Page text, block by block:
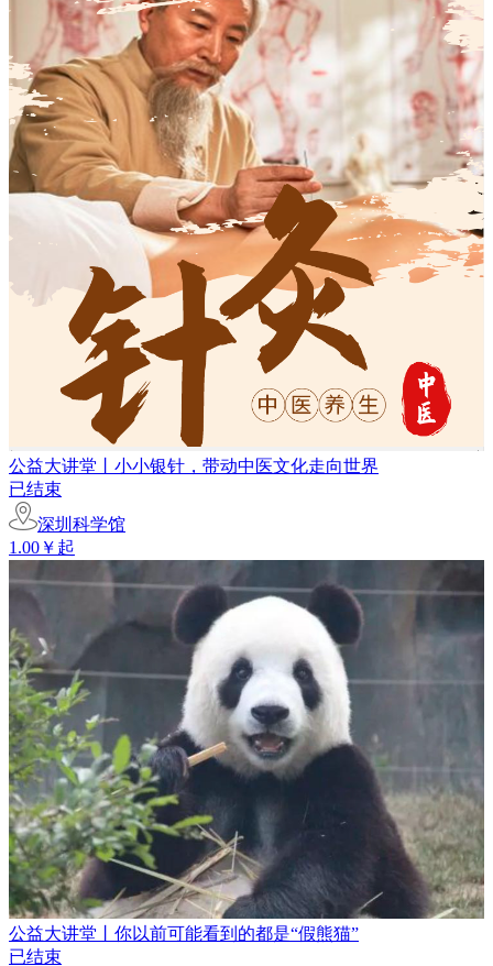
公益大讲堂丨小小银针，带动中医文化走向世界
已结束
深圳科学馆
1.00￥起
公益大讲堂丨你以前可能看到的都是“假熊猫”
已结束